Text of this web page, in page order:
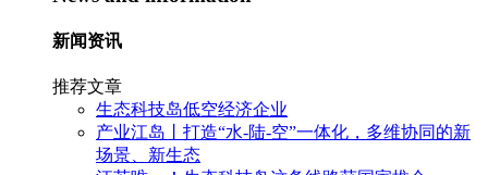
新闻资讯
推荐文章
生态科技岛低空经济企业
产业江岛丨打造“水-陆-空”一体化，多维协同的新
场景、新生态